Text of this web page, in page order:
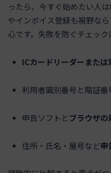
ったら、今すぐ始めたい人
やインボイス登録も視野な
心です。失敗を防ぐチェック
ICカードリーダーまた
利用者識別番号と暗証番
申告ソフトと ブラウザ
住所・氏名・屋号など